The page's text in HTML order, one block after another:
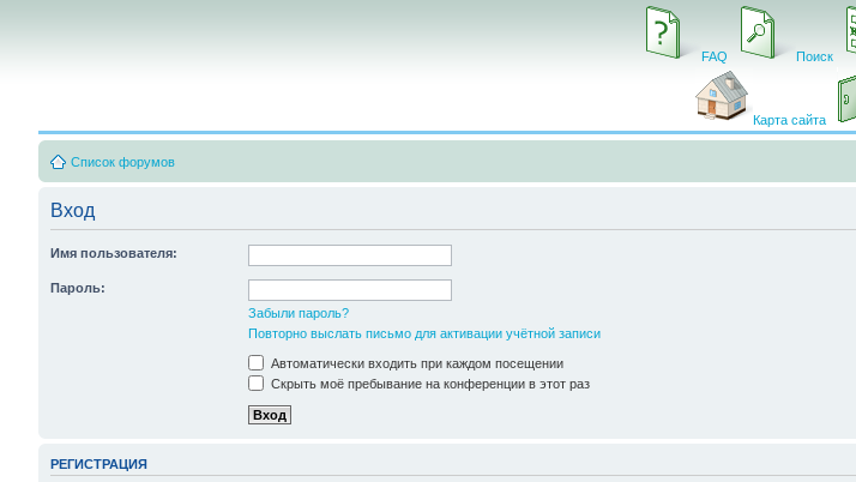
FAQ Поиск
Карта сайта
Список форумов
Вход
Имя пользователя:
Пароль:
Забыли пароль?
Повторно выслать письмо для активации учётной записи
Автоматически входить при каждом посещении
Скрыть моё пребывание на конференции в этот раз
РЕГИСТРАЦИЯ